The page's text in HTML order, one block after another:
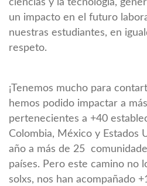
un impacto en el futuro
nuestras estudiantes, en
respeto.
¡Tenemos mucho para
hemos podido impactar a
pertenecientes a +40
Colombia, México y Estados
año a más de 25
países. Pero este camino no
solxs, nos han acompañado